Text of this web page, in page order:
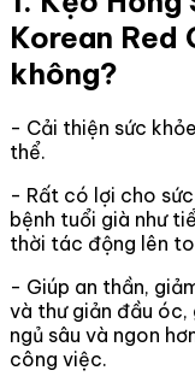
Korean Red
không?
- Cải thiện sức
thể.
- Rất có lợi cho
bệnh tuổi già như
thời tác động lên
- Giúp an thần,
và thư giản đầu
ngủ sâu và ngon
công việc.